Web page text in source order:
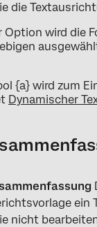
die
Option wird die
{a} wird zum
Dynamischer
ein
nicht